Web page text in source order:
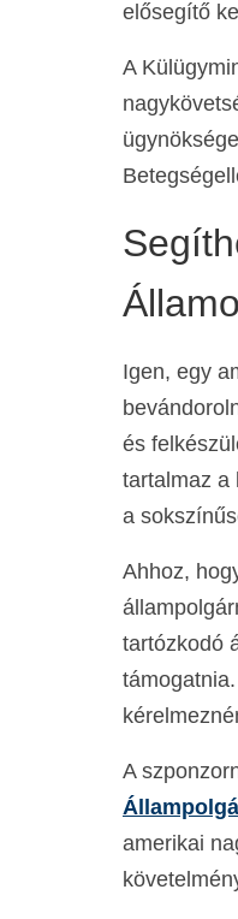
elősegítő
A
Igen, egy
és
tartalmaz a
a
Ahhoz,
tartózkodó
A
amerikai